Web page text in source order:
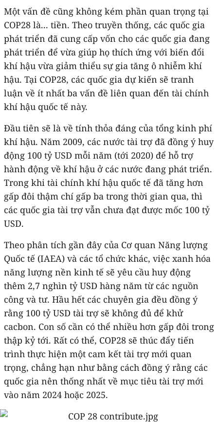
Một vấn đề cũng không kém phần quan trọng tại
COP28 là... tiền. Theo truyền thống, các quốc gia
phát triển đã cung cấp vốn cho các quốc gia đang
phát triển để vừa giúp họ thích ứng với biến đổi
khí hậu vừa giảm thiểu sự gia tăng ô nhiễm khí
hậu. Tại COP28, các quốc gia dự kiến ​​sẽ tranh
luận về ít nhất ba vấn đề liên quan đến tài chính
khí hậu quốc tế này.
Đầu tiên sẽ là về tính thỏa đáng của tổng kinh phí
khí hậu. Năm 2009, các nước tài trợ đã đồng ý huy
động 100 tỷ USD mỗi năm (tới 2020) để hỗ trợ
hành động về khí hậu ở các nước đang phát triển.
Trong khi tài chính khí hậu quốc tế đã tăng hơn
gấp đôi thậm chí gấp ba trong thời gian qua, thì
các quốc gia tài trợ vẫn chưa đạt được mốc 100 tỷ
USD.
Theo phân tích gần đây của Cơ quan Năng lượng
Quốc tế (IAEA) và các tổ chức khác, việc xanh hóa
năng lượng nền kinh tế sẽ yêu cầu huy động
thêm 2,7 nghìn tỷ USD hàng năm từ các nguồn
công và tư. Hầu hết các chuyên gia đều đồng ý
rằng 100 tỷ USD tài trợ sẽ không đủ để khử
cacbon. Con số cần có thể nhiều hơn gấp đôi trong
thập kỷ tới. Rất có thể, COP28 sẽ thúc đẩy tiến
trình thực hiện một cam kết tài trợ mới quan
trọng, chẳng hạn như bằng cách đồng ý rằng các
quốc gia nên thống nhất về mục tiêu tài trợ mới
vào năm 2024 hoặc 2025.